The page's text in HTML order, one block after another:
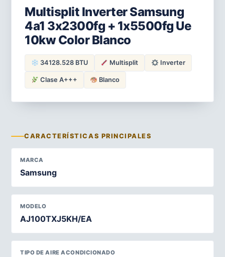
Multisplit Inverter Samsung
4a1 3x2300fg + 1x5500fg Ue
10kw Color Blanco
34128.528 BTU Multisplit Inverter
Clase A+++ Blanco
CARACTERÍSTICAS PRINCIPALES
MARCA
Samsung
MODELO
AJ100TXJ5KH/EA
TIPO DE AIRE ACONDICIONADO